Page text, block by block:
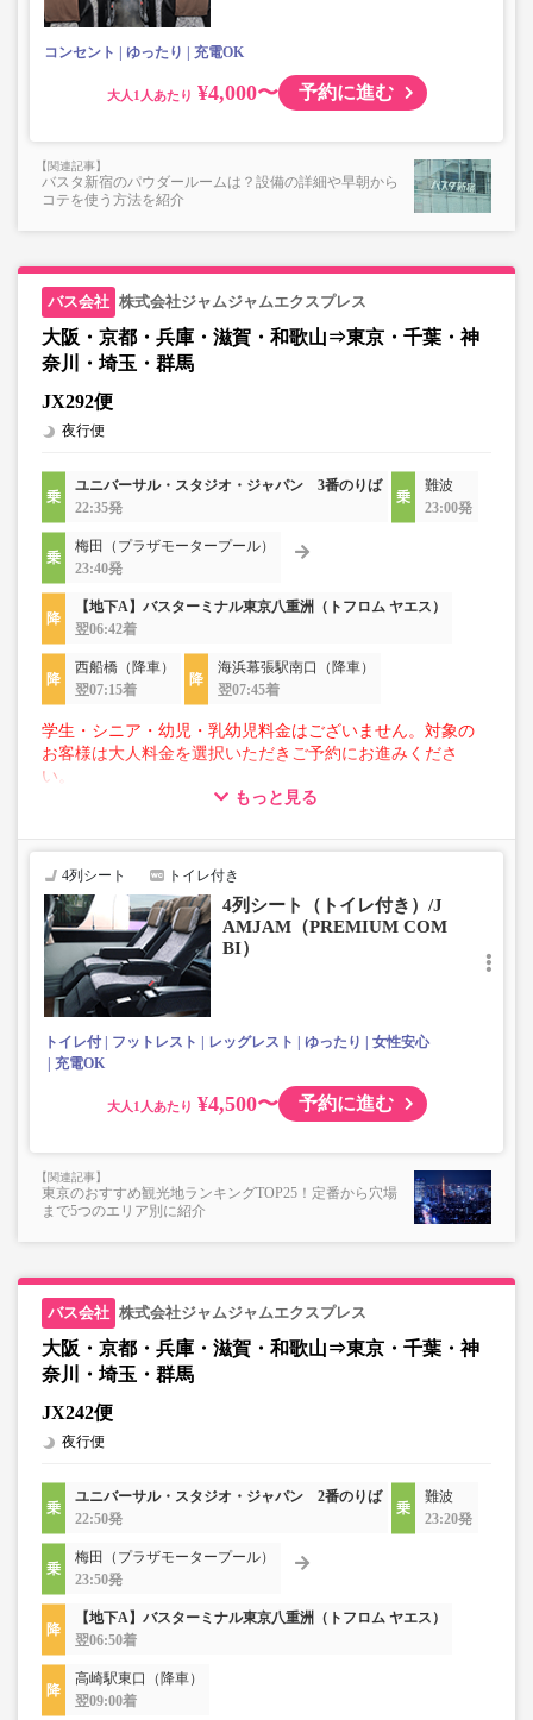
上記「トランクにてお預かりできる荷物」の条件を満たさ
コンセント ゆったり 充電OK
大人 ¥4,000〜 予約に進む
バスタ新宿のパウダールームは？設備の詳細や早朝から
コテを使う方法を紹介
株式会社ジャムジャムエクスプレス
大阪・京都・兵庫・滋賀・和歌山⇒東京・千葉・神
奈川・埼玉・群馬
JX292便
夜行便
ユニバーサル・スタジオ・ジャパン 3番のりば
22:35発
難波
23:00発
梅田（プラザモータープール）
23:40発
【地下A】バスターミナル東京八重洲（トフロム ヤエス）
翌06:42着
西船橋（降車）
翌07:15着
海浜幕張駅南口（降車）
翌07:45着
学生・シニア・幼児・乳幼児料金はございません。対象の
お客様は大人料金を選択いただきご予約にお進みくださ
い。
■トランクにてお預かりできる荷物
・3辺合計160cm以内、かつ10kg以下のものをおひとり様1
■お預かりできない荷物（貴重品以外は車内持ち込みも不
可）
楽器・自転車（折りたたみ含む）・ボード等の大きな荷
物、壊れ物、危険物、貴重品、ペット、
上記「トランクにてお預かりできる荷物」の条件を満たさ
もっと見る
4列シート トイレ付き
4列シート（トイレ付き）/J
AMJAM（PREMIUM COM
BI）
トイレ付 フットレスト レッグレスト ゆったり
女性安心
充電OK
大人 ¥4,500〜 予約に進む
東京のおすすめ観光地ランキングTOP25！定番から穴場
まで5つのエリア別に紹介
株式会社ジャムジャムエクスプレス
大阪・京都・兵庫・滋賀・和歌山⇒東京・千葉・神
奈川・埼玉・群馬
JX242便
夜行便
ユニバーサル・スタジオ・ジャパン 2番のりば
22:50発
難波
23:20発
梅田（プラザモータープール）
23:50発
【地下A】バスターミナル東京八重洲（トフロム ヤエス）
翌06:50着
高崎駅東口（降車）
翌09:00着